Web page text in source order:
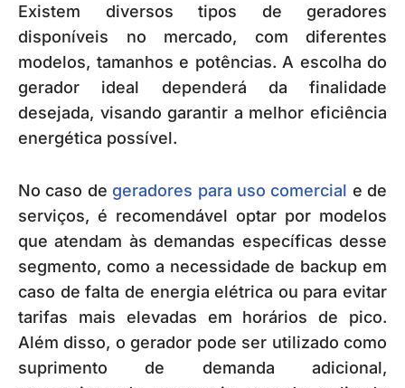
Existem diversos tipos de geradores
disponíveis no mercado, com diferentes
modelos, tamanhos e potências. A escolha do
gerador ideal dependerá da finalidade
desejada, visando garantir a melhor eficiência
energética possível.
No caso degeradores para uso comercial e de
serviços, é recomendável optar por modelos
que atendam às demandas específicas desse
segmento, como a necessidade de backup em
caso de falta de energia elétrica ou para evitar
tarifas mais elevadas em horários de pico.
Além disso, o gerador pode ser utilizado como
suprimento de demanda adicional,